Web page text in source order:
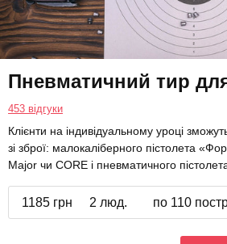
Пневматичний тир
453 відгуки
Клієнти на індивідуальному уроці
зі зброї: малокаліберного пістолета
Major чи CORE і пневматичного
1185 грн 2 люд. по 110